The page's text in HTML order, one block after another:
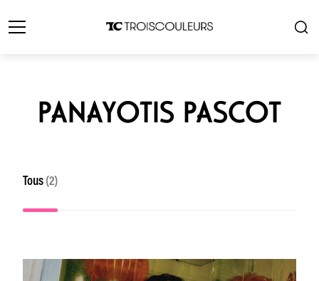
PANAYOTIS PASCOT
Tous (2)